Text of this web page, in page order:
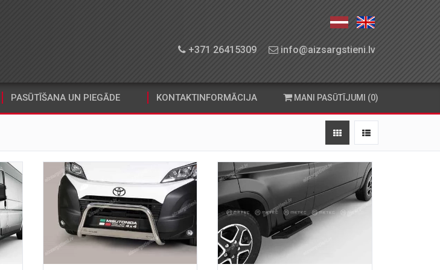
+371 26415309 info@aizsargstieni.lv
PASŪTĪŠANA UN PIEGĀDE KONTAKTINFORMĀCIJA MANI PASŪTĪJUMI (0)